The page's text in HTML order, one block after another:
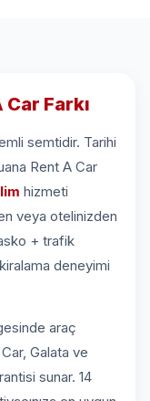
Farkı
semtidir. Tarihi
Rent A Car
hizmeti
veya otelinizden
+ trafik
deneyimi
araç
Galata ve
sunar. 14